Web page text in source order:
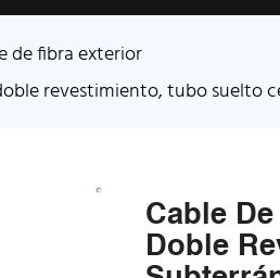
de fibra exterior
revestimiento, tubo
Cable
Doble